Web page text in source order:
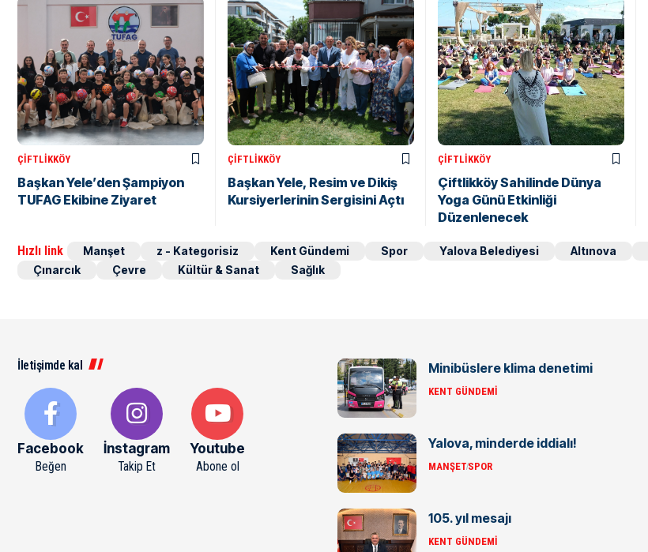
ÇIFTLIKKÖY
Başkan Yele’den Şampiyon
TUFAG Ekibine Ziyaret
ÇIFTLIKKÖY
Başkan Yele, Resim ve Dikiş
Kursiyerlerinin Sergisini Açtı
ÇIFTLIKKÖY
Çiftlikköy Sahilinde Dünya
Yoga Günü Etkinliği
Düzenlenecek
Hızlı link Manşet z - Kategorisiz Kent Gündemi Spor Yalova Belediyesi Altınova
Çınarcık
Çevre Kültür & Sanat Sağlık
İletişimde kal
Facebook
Beğen
İnstagram
Takip Et
Youtube
Abone ol
Minibüslere klima denetimi
KENT GÜNDEMI
Yalova, minderde iddialı!
MANŞETSPOR
105. yıl mesajı
KENT GÜNDEMI